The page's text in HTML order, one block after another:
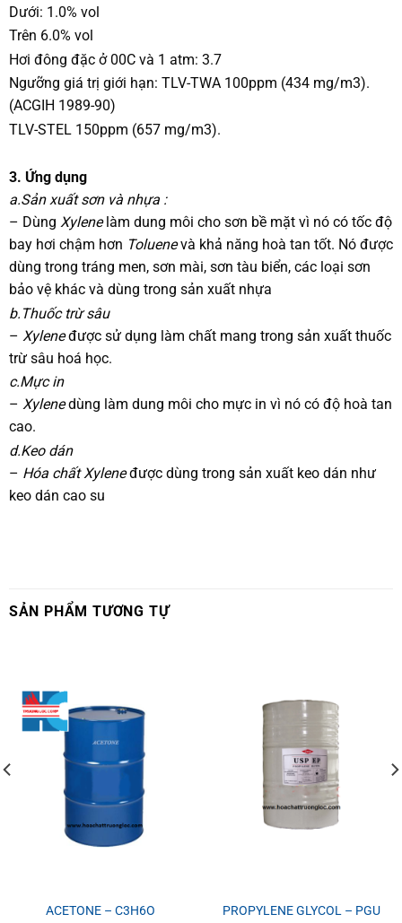
Dưới: 1.0% vol
Trên 6.0% vol
Hơi đông đặc ở 00C và 1 atm: 3.7
Ngưỡng giá trị giới hạn: TLV-TWA 100ppm (434 mg/m3).
(ACGIH 1989-90)
TLV-STEL 150ppm (657 mg/m3).
3. Ứng dụng
a.Sản xuất sơn và nhựa :
– Dùng Xylene làm dung môi cho sơn bề mặt vì nó có tốc độ
bay hơi chậm hơn Toluenevà khả năng hoà tan tốt. Nó được
dùng trong tráng men, sơn mài, sơn tàu biển, các loại sơn
bảo vệ khác và dùng trong sản xuất nhựa
b.Thuốc trừ sâu
– Xyleneđược sử dụng làm chất mang trong sản xuất thuốc
trừ sâu hoá học.
c.Mực in
– Xylenedùng làm dung môi cho mực in vì nó có độ hoà tan
cao.
d.Keo dán
– Hóa chất Xyleneđược dùng trong sản xuất keo dán như
keo dán cao su
SẢN PHẨM TƯƠNG TỰ
ACETONE – C3H6O PROPYLENE GLYCOL – PGU